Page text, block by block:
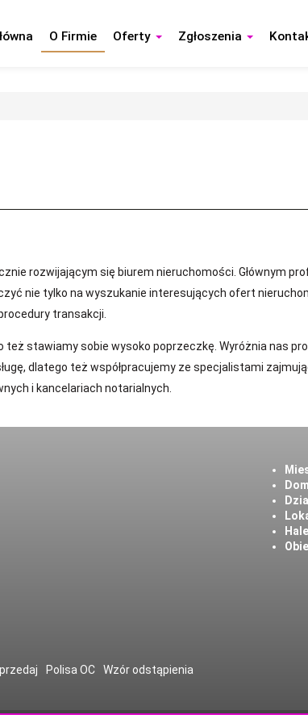
O Firmie Oferty Zgłoszenia
rozwijającym się biurem nieruchomości. Głównym
nie tylko na wyszukanie interesujących ofert
transakcji.
też stawiamy sobie wysoko poprzeczkę. Wyróżnia nas
dlatego też współpracujemy ze specjalistami
i kancelariach notarialnych.
Hale
Polisa OC Wzór odstąpienia